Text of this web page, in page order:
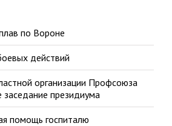
по Вороне
действий
организации Профсоюза
президиума
помощь госпиталю